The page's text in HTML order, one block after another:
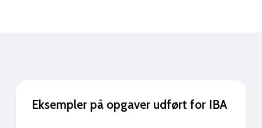
Eksempler på opgaver udført for IBA